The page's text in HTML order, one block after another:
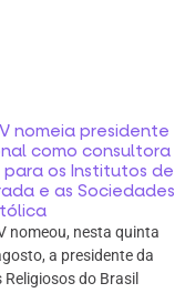
nomeia presidente
como consultora
os Institutos de
e as Sociedades
nomeou, nesta quinta
a presidente da
do Brasil